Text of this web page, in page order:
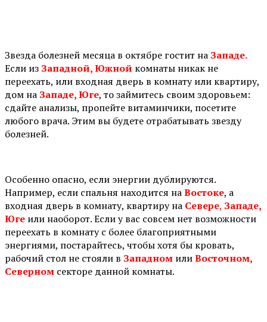
Звезда болезней месяца в октябре гостит на Западе.
Если из Западной, Южной комнаты никак не
переехать, или входная дверь в комнату или квартиру,
дом на Западе, Юге, то займитесь своим здоровьем:
сдайте анализы, пропейте витаминчики, посетите
любого врача. Этим вы будете отрабатывать звезду
болезней.
Особенно опасно, если энергии дублируются.
Например, если спальня находится наВостоке, а
входная дверь в комнату, квартиру на Севере, Западе,
Юге или наоборот. Если у вас совсем нет возможности
переехать в комнату с более благоприятными
энергиями, постарайтесь, чтобы хотя бы кровать,
рабочий стол не стояли в Западном илиВосточном,
Северном секторе данной комнаты.